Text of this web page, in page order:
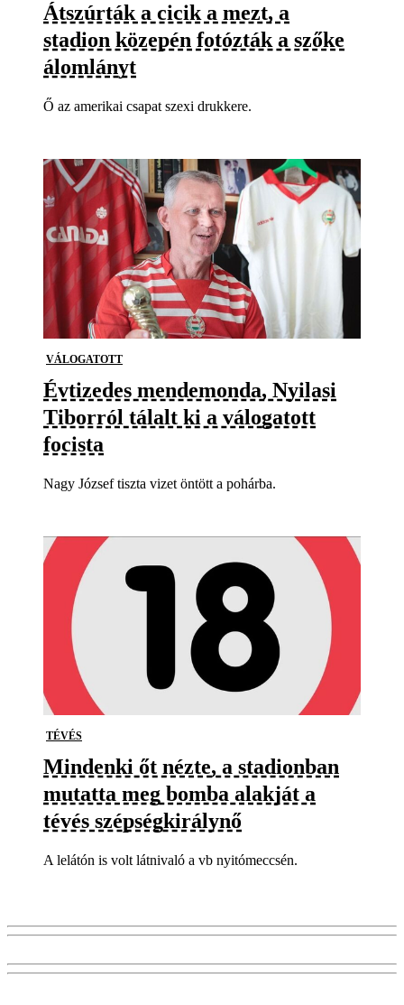
Átszúrták a cicik a mezt, a
stadion közepén fotózták a szőke
álomlányt
Ő az amerikai csapat szexi drukkere.
VÁLOGATOTT
Évtizedes mendemonda, Nyilasi
Tiborról tálalt ki a válogatott
focista
Nagy József tiszta vizet öntött a pohárba.
TÉVÉS
Mindenki őt nézte, a stadionban
mutatta meg bomba alakját a
tévés szépségkirálynő
A lelátón is volt látnivaló a vb nyitómeccsén.